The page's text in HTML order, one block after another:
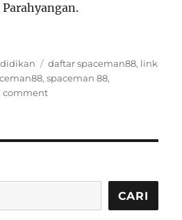
Tags
daftar spaceman88, link
,spaceman 88,
commenton
Pendidikan
Indonesia
CARI